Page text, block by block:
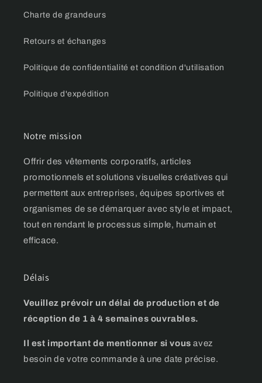
Charte de grandeurs
Retours et échanges
Politique de confidentialité et condition d'utilisation
Politique d'expédition
Notre mission
Offrir des vêtements corporatifs, articles
promotionnels et solutions visuelles créatives qui
permettent aux entreprises, équipes sportives et
organismes de se démarquer avec style et impact,
tout en rendant le processus simple, humain et
efficace.
Délais
Veuillez prévoir un délai de production et de
réception de 1 à 4 semaines ouvrables.
Il est important de mentionner si vousavez
besoin de votre commande à une date précise.